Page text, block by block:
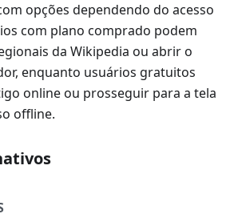
opções dependendo do acesso
com plano comprado podem
da Wikipedia ou abrir o
enquanto usuários gratuitos
online ou prosseguir para a tela
offline.